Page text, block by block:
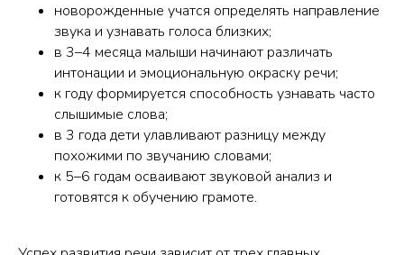
новорожденные учатся определять направление
звука и узнавать голоса близких;
в 3–4 месяца малыши начинают различать
интонации и эмоциональную окраску речи;
к году формируется способность узнавать часто
слышимые слова;
в 3 года дети улавливают разницу между
похожими по звучанию словами;
к 5–6 годам осваивают звуковой анализ и
готовятся к обучению грамоте.